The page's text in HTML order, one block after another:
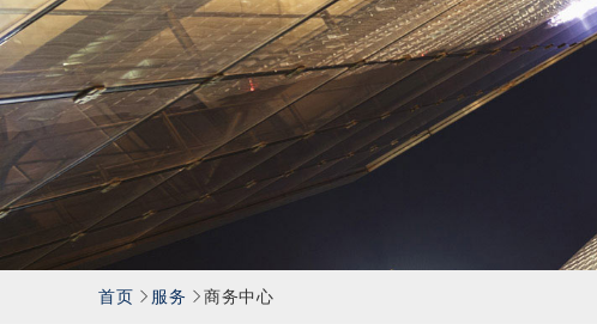
所
有
限
公
司
首页 服务 商务中心